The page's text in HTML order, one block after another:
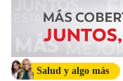
Salud y algo más